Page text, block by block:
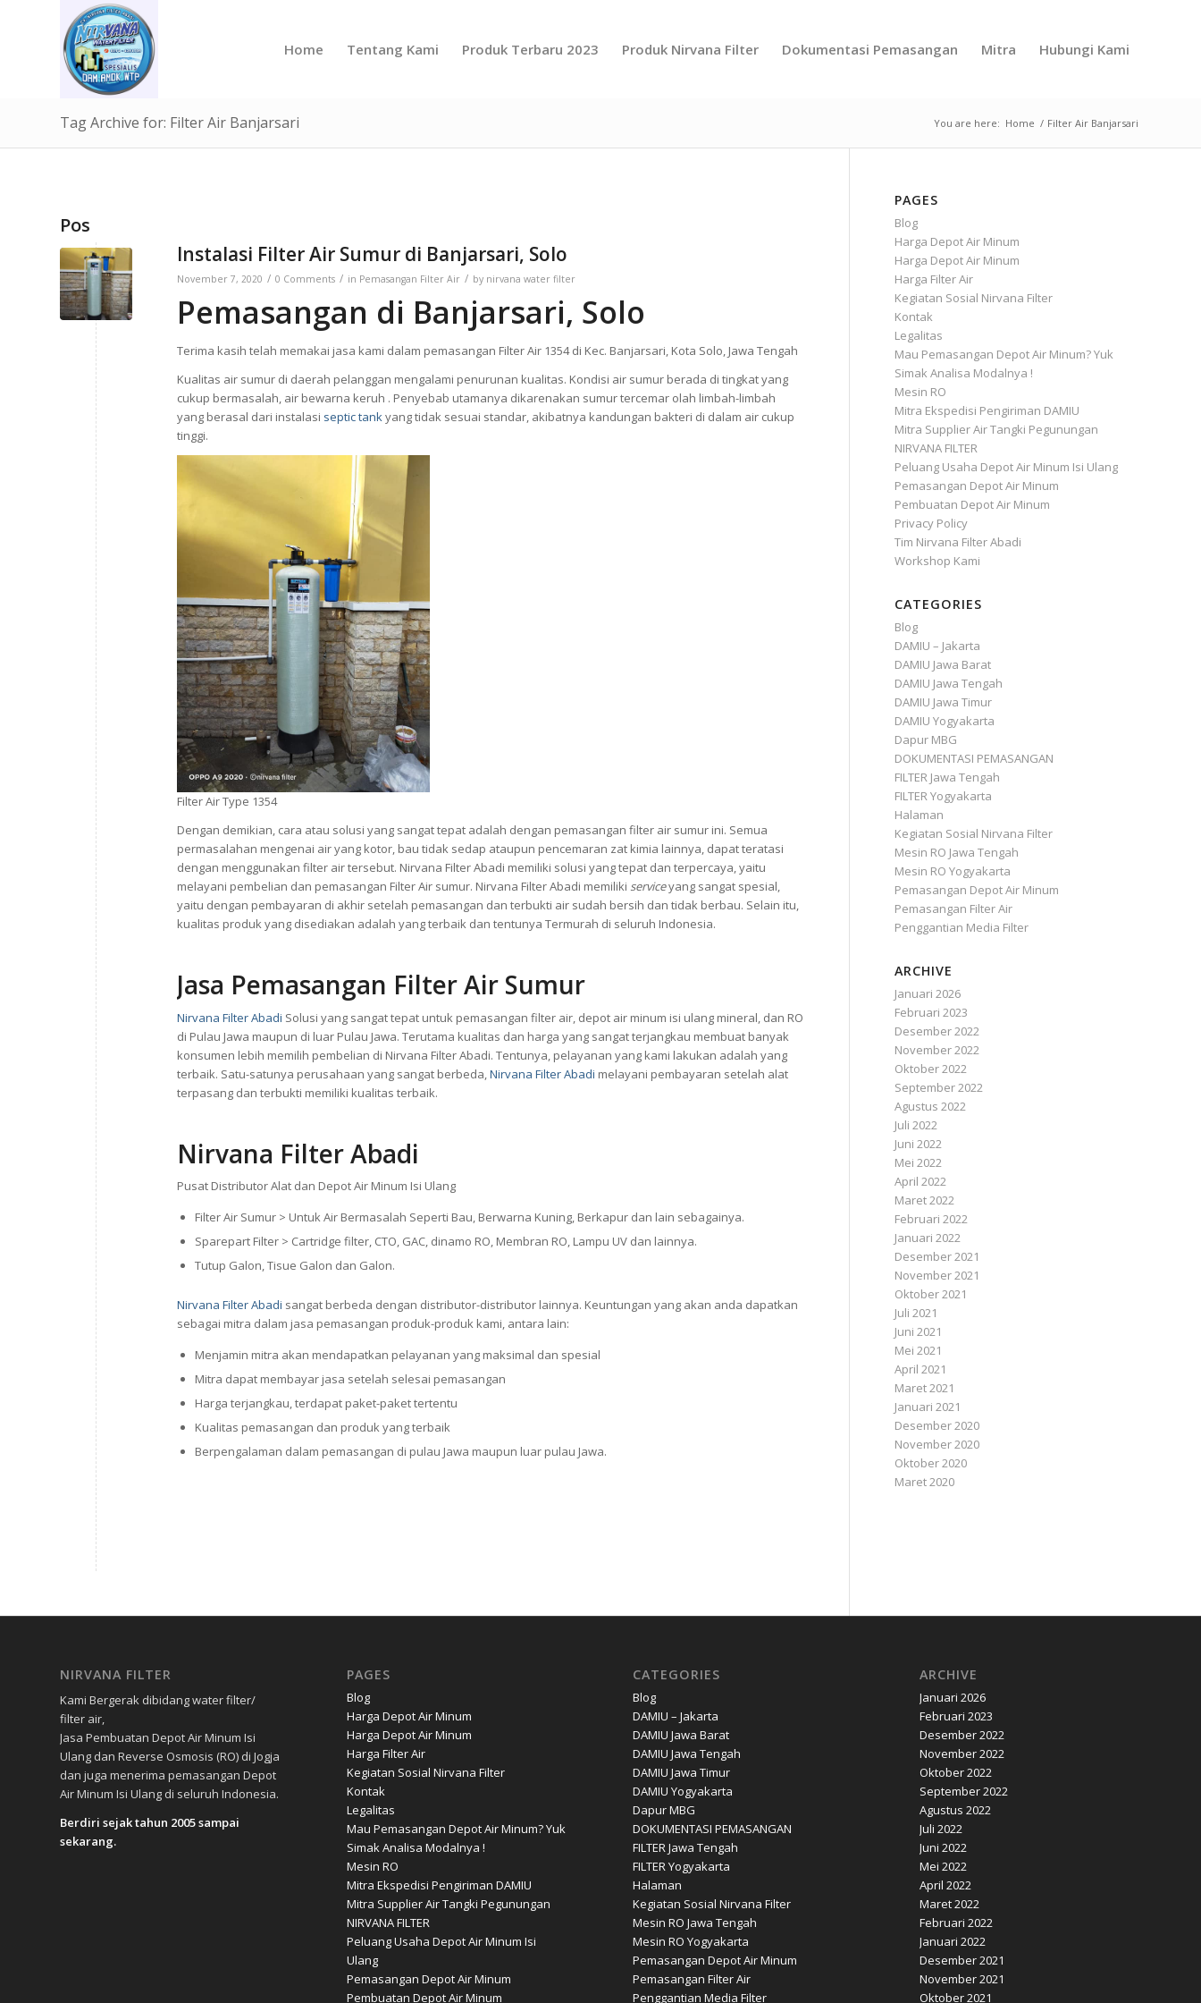
Home Tentang Kami Produk Terbaru 2023 Produk Nirvana Filter Dokumentasi Pemasangan Mitra Hubungi Kami
Tag Archive for: Filter Air Banjarsari You are here: Home / Filter Air Banjarsari
Pos
Instalasi Filter Air Sumur di Banjarsari, Solo
November 7, 2020 / 0 Comments / in Pemasangan Filter Air / by nirvana water filter
Pemasangan di Banjarsari, Solo
Terima kasih telah memakai jasa kami dalam pemasangan Filter Air 1354 di Kec. Banjarsari, Kota Solo, Jawa Tengah
Kualitas air sumur di daerah pelanggan mengalami penurunan kualitas. Kondisi air sumur berada di tingkat yang
cukup bermasalah, air bewarna keruh . Penyebab utamanya dikarenakan sumur tercemar olah limbah-limbah
yang berasal dari instalasi septic tankyang tidak sesuai standar, akibatnya kandungan bakteri di dalam air cukup
tinggi.
Filter Air Type 1354
Dengan demikian, cara atau solusi yang sangat tepat adalah dengan pemasangan filter air sumur ini. Semua
permasalahan mengenai air yang kotor, bau tidak sedap ataupun pencemaran zat kimia lainnya, dapat teratasi
dengan menggunakan filter air tersebut. Nirvana Filter Abadi memiliki solusi yang tepat dan terpercaya, yaitu
melayani pembelian dan pemasangan Filter Air sumur. Nirvana Filter Abadi memiliki serviceyang sangat spesial,
yaitu dengan pembayaran di akhir setelah pemasangan dan terbukti air sudah bersih dan tidak berbau. Selain itu,
kualitas produk yang disediakan adalah yang terbaik dan tentunya Termurah di seluruh Indonesia.
Jasa Pemasangan Filter Air Sumur
Nirvana Filter Abadi Solusi yang sangat tepat untuk pemasangan filter air, depot air minum isi ulang mineral, dan RO
di Pulau Jawa maupun di luar Pulau Jawa. Terutama kualitas dan harga yang sangat terjangkau membuat banyak
konsumen lebih memilih pembelian di Nirvana Filter Abadi. Tentunya, pelayanan yang kami lakukan adalah yang
terbaik. Satu-satunya perusahaan yang sangat berbeda, Nirvana Filter Abadi melayani pembayaran setelah alat
terpasang dan terbukti memiliki kualitas terbaik.
Nirvana Filter Abadi
Pusat Distributor Alat dan Depot Air Minum Isi Ulang
Filter Air Sumur > Untuk Air Bermasalah Seperti Bau, Berwarna Kuning, Berkapur dan lain sebagainya.
Sparepart Filter > Cartridge filter, CTO, GAC, dinamo RO, Membran RO, Lampu UV dan lainnya.
Tutup Galon, Tisue Galon dan Galon.
Nirvana Filter Abadi sangat berbeda dengan distributor-distributor lainnya. Keuntungan yang akan anda dapatkan
sebagai mitra dalam jasa pemasangan produk-produk kami, antara lain:
Menjamin mitra akan mendapatkan pelayanan yang maksimal dan spesial
Mitra dapat membayar jasa setelah selesai pemasangan
Harga terjangkau, terdapat paket-paket tertentu
Kualitas pemasangan dan produk yang terbaik
Berpengalaman dalam pemasangan di pulau Jawa maupun luar pulau Jawa.
PAGES
Blog
Harga Depot Air Minum
Harga Depot Air Minum
Harga Filter Air
Kegiatan Sosial Nirvana Filter
Kontak
Legalitas
Mau Pemasangan Depot Air Minum? Yuk
Simak Analisa Modalnya !
Mesin RO
Mitra Ekspedisi Pengiriman DAMIU
Mitra Supplier Air Tangki Pegunungan
NIRVANA FILTER
Peluang Usaha Depot Air Minum Isi Ulang
Pemasangan Depot Air Minum
Pembuatan Depot Air Minum
Privacy Policy
Tim Nirvana Filter Abadi
Workshop Kami
CATEGORIES
Blog
DAMIU – Jakarta
DAMIU Jawa Barat
DAMIU Jawa Tengah
DAMIU Jawa Timur
DAMIU Yogyakarta
Dapur MBG
DOKUMENTASI PEMASANGAN
FILTER Jawa Tengah
FILTER Yogyakarta
Halaman
Kegiatan Sosial Nirvana Filter
Mesin RO Jawa Tengah
Mesin RO Yogyakarta
Pemasangan Depot Air Minum
Pemasangan Filter Air
Penggantian Media Filter
ARCHIVE
Januari 2026
Februari 2023
Desember 2022
November 2022
Oktober 2022
September 2022
Agustus 2022
Juli 2022
Juni 2022
Mei 2022
April 2022
Maret 2022
Februari 2022
Januari 2022
Desember 2021
November 2021
Oktober 2021
Juli 2021
Juni 2021
Mei 2021
April 2021
Maret 2021
Januari 2021
Desember 2020
November 2020
Oktober 2020
Maret 2020
NIRVANA FILTER
Kami Bergerak dibidang water filter/
filter air,
Jasa Pembuatan Depot Air Minum Isi
Ulang dan Reverse Osmosis (RO) di Jogja
dan juga menerima pemasangan Depot
Air Minum Isi Ulang di seluruh Indonesia.
Berdiri sejak tahun 2005 sampai
sekarang.
PAGES
Blog
Harga Depot Air Minum
Harga Depot Air Minum
Harga Filter Air
Kegiatan Sosial Nirvana Filter
Kontak
Legalitas
Mau Pemasangan Depot Air Minum? Yuk
Simak Analisa Modalnya !
Mesin RO
Mitra Ekspedisi Pengiriman DAMIU
Mitra Supplier Air Tangki Pegunungan
NIRVANA FILTER
Peluang Usaha Depot Air Minum Isi
Ulang
Pemasangan Depot Air Minum
Pembuatan Depot Air Minum
CATEGORIES
Blog
DAMIU – Jakarta
DAMIU Jawa Barat
DAMIU Jawa Tengah
DAMIU Jawa Timur
DAMIU Yogyakarta
Dapur MBG
DOKUMENTASI PEMASANGAN
FILTER Jawa Tengah
FILTER Yogyakarta
Halaman
Kegiatan Sosial Nirvana Filter
Mesin RO Jawa Tengah
Mesin RO Yogyakarta
Pemasangan Depot Air Minum
Pemasangan Filter Air
Penggantian Media Filter
ARCHIVE
Januari 2026
Februari 2023
Desember 2022
November 2022
Oktober 2022
September 2022
Agustus 2022
Juli 2022
Juni 2022
Mei 2022
April 2022
Maret 2022
Februari 2022
Januari 2022
Desember 2021
November 2021
Oktober 2021